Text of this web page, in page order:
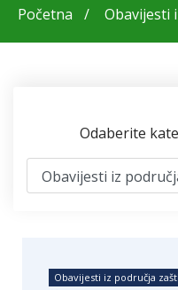
Početna Obavijesti
Odaberite
Obavijesti iz područja